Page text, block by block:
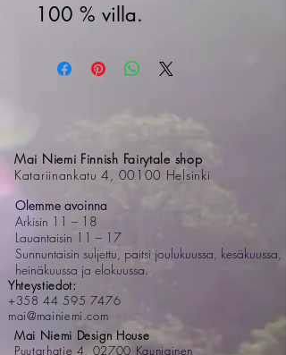
100 % villa.
Mai Niemi Finnish Fairytale shop
Katariinankatu 4, 00100 Helsinki
Olemme avoinna
Arkisin 11 – 18
Lauantaisin 11 – 17
Sunnuntaisin suljettu, paitsi joulukuussa, kesäkuussa,
heinäkuussa ja elokuussa.
Yhteystiedot:
+358 44 595 7476
mai@mainiemi.com
Mai Niemi Design House
Puutarhatie 4, 02700 Kauniainen